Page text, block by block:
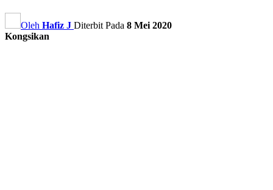
Oleh Hafiz J Diterbit Pada 8 Mei 2020
Kongsikan